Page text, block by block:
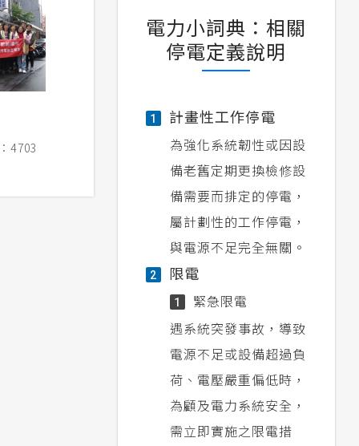
4703
電力小詞典：相關
停電定義說明
1 計畫性工作停電
為強化系統韌性或因設
備老舊定期更換檢修設
備需要而排定的停電，
屬計劃性的工作停電，
與電源不足完全無關。
2 限電
1
緊急限電
遇系統突發事故，導致
電源不足或設備超過負
荷、電壓嚴重偏低時，
為顧及電力系統安全，
需立即實施之限電措